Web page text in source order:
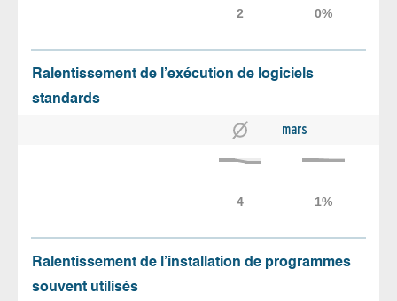
Ralentissement de l’exécution de logiciels
standards
mars
Ralentissement de l’installation de programmes
souvent utilisés